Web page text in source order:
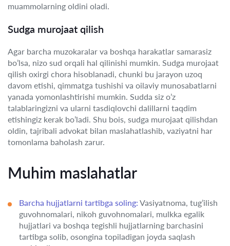
muammolarning oldini oladi.
Sudga murojaat qilish
Agar barcha muzokaralar va boshqa harakatlar samarasiz
bo’lsa, nizo sud orqali hal qilinishi mumkin. Sudga murojaat
qilish oxirgi chora hisoblanadi, chunki bu jarayon uzoq
davom etishi, qimmatga tushishi va oilaviy munosabatlarni
yanada yomonlashtirishi mumkin. Sudda siz o’z
talablaringizni va ularni tasdiqlovchi dalillarni taqdim
etishingiz kerak bo’ladi. Shu bois, sudga murojaat qilishdan
oldin, tajribali advokat bilan maslahatlashib, vaziyatni har
tomonlama baholash zarur.
Muhim maslahatlar
Barcha hujjatlarni tartibga soling: Vasiyatnoma, tug’ilish
guvohnomalari, nikoh guvohnomalari, mulkka egalik
hujjatlari va boshqa tegishli hujjatlarning barchasini
tartibga solib, osongina topiladigan joyda saqlash